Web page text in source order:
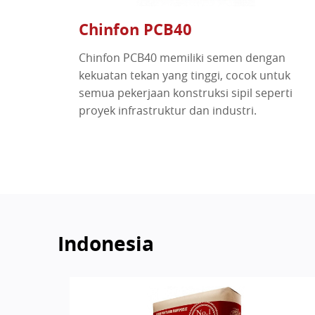
Chinfon PCB40
Chinfon PCB40 memiliki semen dengan
kekuatan tekan yang tinggi, cocok untuk
semua pekerjaan konstruksi sipil seperti
proyek infrastruktur dan industri.
Indonesia